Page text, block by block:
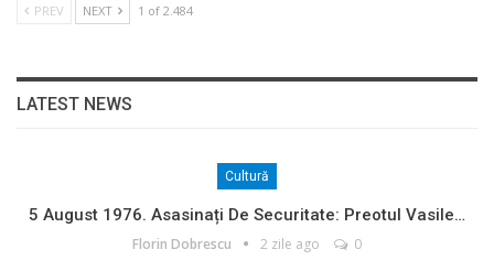
PREV NEXT 1 of 2.484
LATEST NEWS
Cultură
5 August 1976. Asasinați De Securitate: Preotul Vasile…
Florin Dobrescu 2 zile ago 0